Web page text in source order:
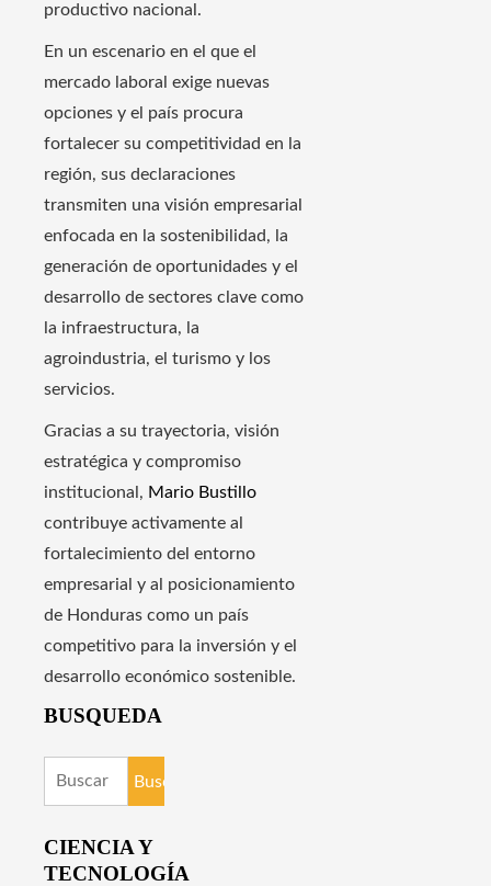
productivo nacional.
En un escenario en el que el
mercado laboral exige nuevas
opciones y el país procura
fortalecer su competitividad en la
región, sus declaraciones
transmiten una visión empresarial
enfocada en la sostenibilidad, la
generación de oportunidades y el
desarrollo de sectores clave como
la infraestructura, la
agroindustria, el turismo y los
servicios.
Gracias a su trayectoria, visión
estratégica y compromiso
institucional, Mario Bustillo
contribuye activamente al
fortalecimiento del entorno
empresarial y al posicionamiento
de Honduras como un país
competitivo para la inversión y el
desarrollo económico sostenible.
BUSQUEDA
Buscar:
CIENCIA Y
TECNOLOGÍA